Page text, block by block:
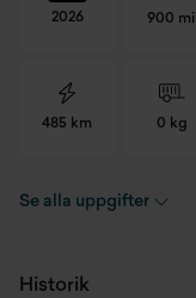
2026
900 mil
485 km 0 kg
Chassinummer
Se alla uppgifter
Historik